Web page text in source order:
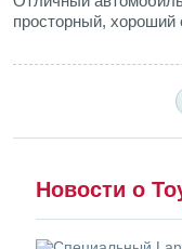
просторный, хороший
Новости о